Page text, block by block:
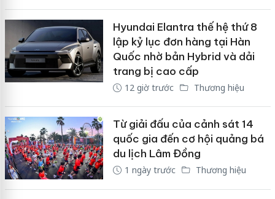
Hyundai Elantra thế hệ thứ 8
lập kỷ lục đơn hàng tại Hàn
Quốc nhờ bản Hybrid và dải
trang bị cao cấp
12 giờ trước Thương hiệu
Từ giải đấu của cảnh sát 14
quốc gia đến cơ hội quảng bá
du lịch Lâm Đồng
1 ngày trước Thương hiệu